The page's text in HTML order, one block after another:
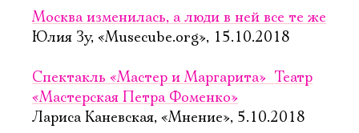
Москва изменилась, а люди в ней все те же
Юлия Зу, «Musecube.org», 15.10.2018
Спектакль «Мастер и Маргарита»  Театр
«Мастерская Петра Фоменко»
Лариса Каневская, «Мнение», 5.10.2018